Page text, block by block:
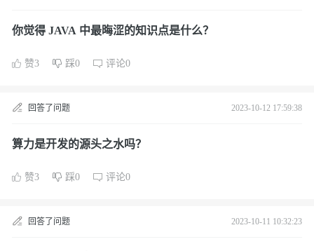
你觉得 JAVA 中最晦涩的知识点是什么？
赞3 踩0 评论0
回答了问题 2023-10-12 17:59:38
算力是开发的源头之水吗？
赞3 踩0 评论0
回答了问题 2023-10-11 10:32:23